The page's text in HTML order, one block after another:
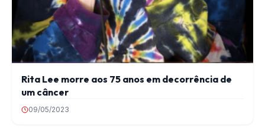
Rita Lee morre aos 75 anos em decorrência de
um câncer
09/05/2023